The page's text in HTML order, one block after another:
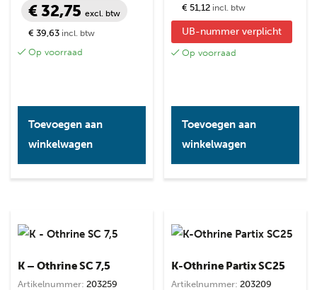
€ 32,75 excl. btw
€ 39,63 incl. btw
Op voorraad
Toevoegen aan
winkelwagen
€ 51,12 incl. btw
UB-nummer verplicht
Op voorraad
Toevoegen aan
winkelwagen
K – Othrine SC 7,5
Artikelnummer: 203259
K-Othrine Partix SC25
Artikelnummer: 203209